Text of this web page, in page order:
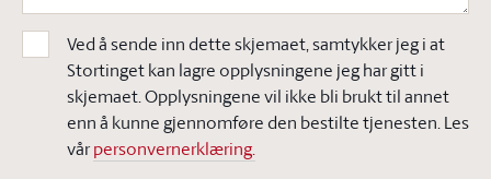
Ved å sende inn dette skjemaet, samtykker jeg i at
Stortinget kan lagre opplysningene jeg har gitt i
skjemaet. Opplysningene vil ikke bli brukt til annet
enn å kunne gjennomføre den bestilte tjenesten. Les
vårpersonvernerklæring.